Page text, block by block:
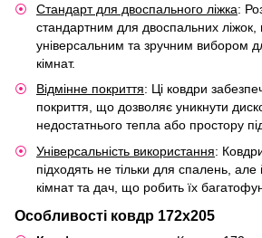
Стандарт для двоспального ліжка:
стандартним для двоспальних
універсальним та зручним вибором
кімнат.
Відмінне покриття: Ці ковдри
покриття, що дозволяє уникнути
недостатнього тепла або простору
Універсальність використання:
підходять не тільки для спалень, але
кімнат та дач, що робить їх
Особливості ковдр 172х205